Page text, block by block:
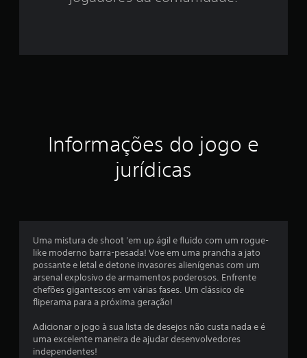
s
u
m
t
t
Informações do jogo e
jurídicas
Uma mistura de shoot 'em up ágil e fluido com um rogue-
like moderno barra-pesada! Voe em uma prancha a jato
possante e letal e detone invasores alienígenas com um
arsenal explosivo de armamentos poderosos. Enfrente
chefões gigantescos em várias fases. Um clássico de
fliperama para a próxima geração!
Adicionar o jogo à sua lista de desejos não custa nada e é
uma excelente maneira de ajudar desenvolvedores
independentes!